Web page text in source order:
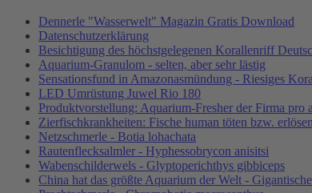
Dennerle "Wasserwelt" Magazin Gratis Download
Datenschutzerklärung
Besichtigung des höchstgelegenen Korallenriff
Aquarium-Granulom - selten, aber sehr lästig
Sensationsfund in Amazonasmündung - Riesiges
LED Umrüstung Juwel Rio 180
Produktvorstellung: Aquarium-Fresher der Firma pro
Zierfischkrankheiten: Fische human töten bzw.
Netzschmerle - Botia lohachata
Rautenflecksalmler - Hyphessobrycon anisitsi
Wabenschilderwels - Glyptoperichthys gibbiceps
China hat das größte Aquarium der Welt -